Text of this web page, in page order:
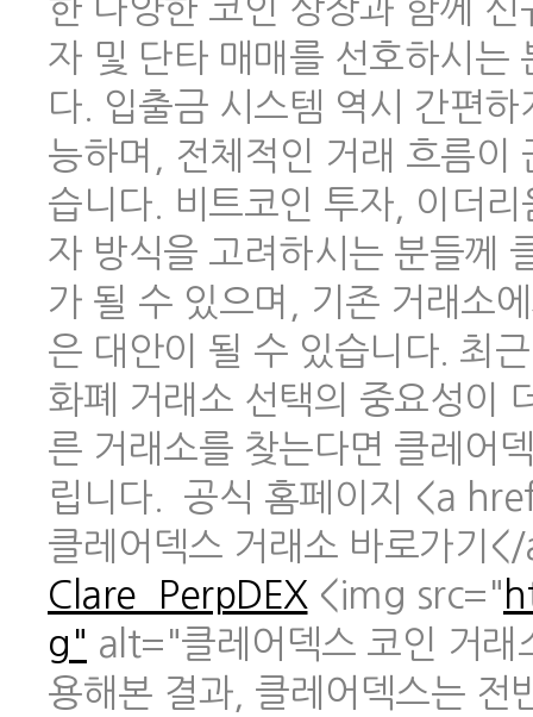
한 다양한 코인 상장과 함께
자 및 단타 매매를 선호하시는
다. 입출금 시스템 역시 간편
능하며, 전체적인 거래 흐름이
습니다. 비트코인 투자, 이더
자 방식을 고려하시는 분들께
가 될 수 있으며, 기존 거래소
은 대안이 될 수 있습니다. 최
화폐 거래소 선택의 중요성이
른 거래소를 찾는다면 클레어
립니다. 공식 홈페이지 <a
클레어덱스 거래소 바로가기
Clare_PerpDEX <img src="
g" alt="클레어덱스 코인 거래
용해본 결과, 클레어덱스는 전